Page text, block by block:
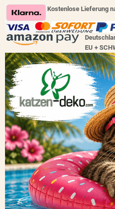
Kostenlose Lieferung
EU +